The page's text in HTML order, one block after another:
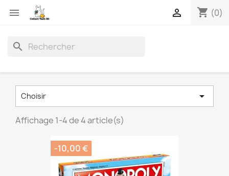
 shopping_cart (0)

search
Choisir 
Affichage 1-4 de 4 article(s)
-10,00 €